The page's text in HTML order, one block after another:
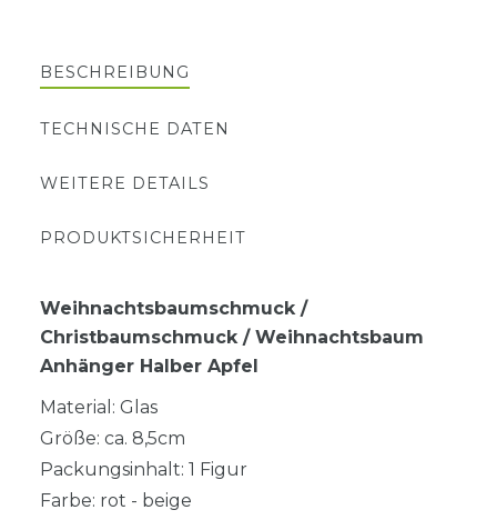
BESCHREIBUNG
TECHNISCHE DATEN
WEITERE DETAILS
PRODUKTSICHERHEIT
Weihnachtsbaumschmuck /
Christbaumschmuck / Weihnachtsbaum
Anhänger Halber Apfel
Material: Glas
Größe: ca. 8,5cm
Packungsinhalt: 1 Figur
Farbe: rot - beige